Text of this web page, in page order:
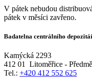
V pátek nebudou
pátek v měsíci zavřeno.
Badatelna centrálního
Kamýcká 2293
412 01
Litoměřice -
Tel.: +420 412 552 625